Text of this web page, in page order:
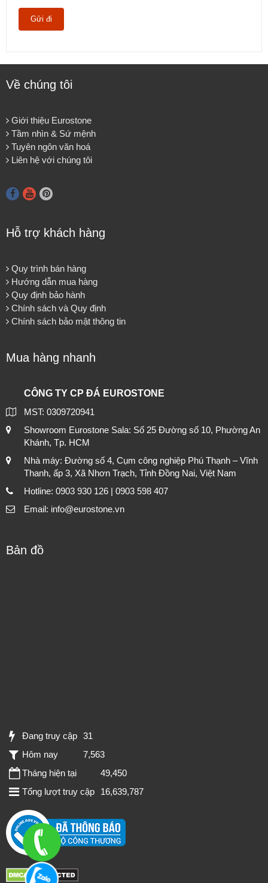
Về chúng tôi
Giới thiệu Eurostone
Tầm nhìn & Sứ mệnh
Tuyên ngôn văn hoá
Liên hệ với chúng tôi
Hỗ trợ khách hàng
Quy trình bán hàng
Hướng dẫn mua hàng
Quy định bảo hành
Chính sách và Quy định
Chính sách bảo mật thông tin
Mua hàng nhanh
CÔNG TY CP ĐÁ EUROSTONE
MST: 0309720941
Showroom Eurostone Sala: Số 25 Đường số 10, Phường An
Khánh, Tp. HCM
Nhà máy: Đường số 4, Cụm công nghiệp Phú Thạnh – Vĩnh
Thanh, ấp 3, Xã Nhơn Trạch, Tỉnh Đồng Nai, Việt Nam
Hotline: 0903 930 126 | 0903 598 407
Email: info@eurostone.vn
Bản đồ
Đang truy cập 31
Hôm nay
7,563
Tháng hiện tại
49,450
Tổng lượt truy cập
16,639,787